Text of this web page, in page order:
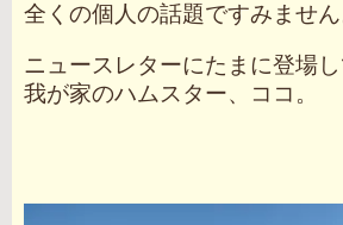
全くの個人の話題ですみません
ニュースレターにたまに登場し
我が家のハムスター、ココ。